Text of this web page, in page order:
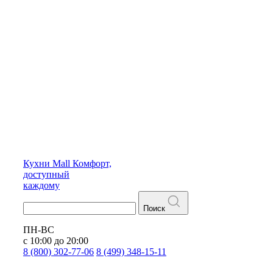
Кухни Mall Комфорт,
доступный
каждому
Поиск
ПН-ВС
с 10:00 до 20:00
8 (800) 302-77-06 8 (499) 348-15-11